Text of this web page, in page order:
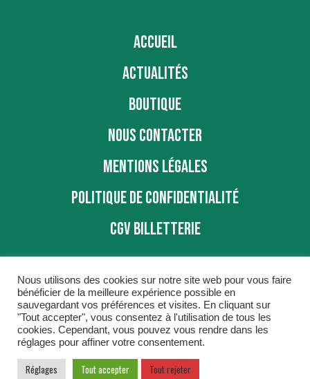
ACCUEIL
ACTUALITÉS
BOUTIQUE
NOUS CONTACTER
MENTIONS LÉGALES
POLITIQUE DE CONFIDENTIALITÉ
CGV BILLETTERIE
BBD © 2016
Nous utilisons des cookies sur notre site web pour vous faire
bénéficier de la meilleure expérience possible en
sauvegardant vos préférences et visites. En cliquant sur
"Tout accepter", vous consentez à l'utilisation de tous les
cookies. Cependant, vous pouvez vous rendre dans les
réglages pour affiner votre consentement.
Réglages Tout accepter Tout rejeter